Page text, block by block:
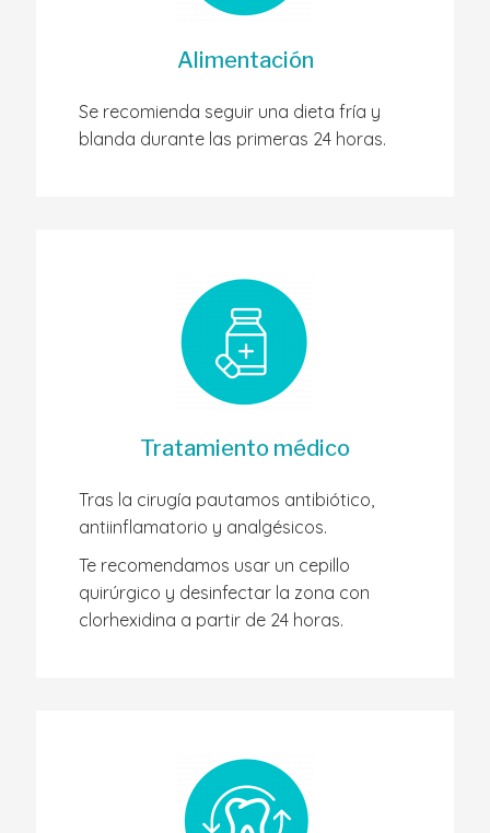
Alimentación
Se recomienda seguir una dieta fría y
blanda durante las primeras 24 horas.
Tratamiento médico
Tras la cirugía pautamos antibiótico,
antiinflamatorio y analgésicos.
Te recomendamos usar un cepillo
quirúrgico y desinfectar la zona con
clorhexidina a partir de 24 horas.